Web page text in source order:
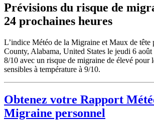
Prévisions du risque de
24 prochaines heures
L’indice Météo de la Migraine et Maux de tête
County, Alabama, United States le jeudi 6 août
8/10 avec un risque de migraine de élevé pour
sensibles à température à 9/10.
Obtenez votre Rapport
Migraine personnel